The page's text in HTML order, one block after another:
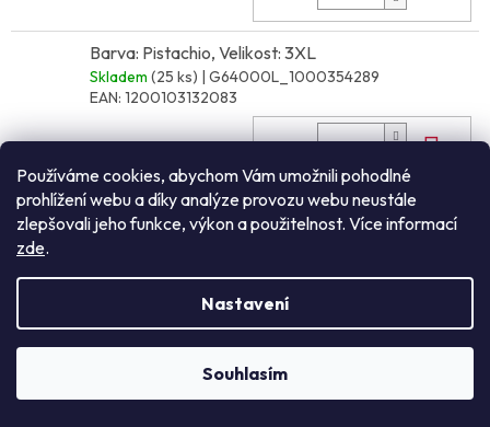
Používáme cookies, abychom Vám umožnili pohodlné
prohlížení webu a díky analýze provozu webu neustále
zlepšovali jeho funkce, výkon a použitelnost. Více informací
zde.
Nastavení
Souhlasím
Barva: Pistachio, Velikost: 3XL
Skladem (25 ks) | G64000L_1000354289
EAN: 1200103132083
Do
Barva: Dark Heather, Velikost: S
Barva: Dark Heather, Velikost: M
NEZÁVAZNÁ POPTÁVKA